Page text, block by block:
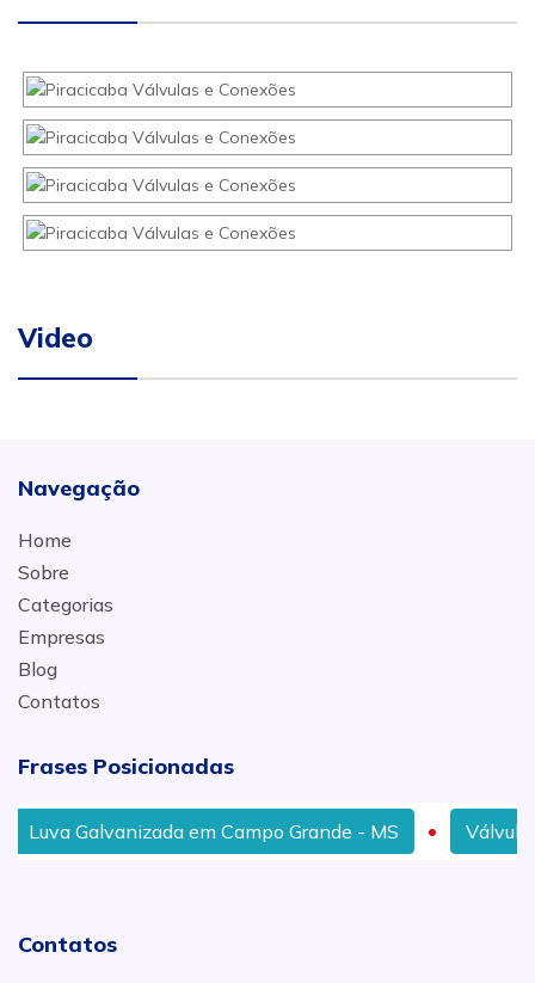
Video
Navegação
Home
Sobre
Categorias
Empresas
Blog
Contatos
Frases Posicionadas
Luva Galvanizada em Campo Grande - MS Válvula
Contatos